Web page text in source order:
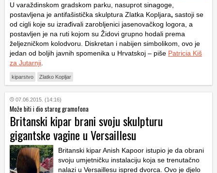
U varaždinskom gradskom parku, nasuprot sinagoge,
postavljena je antifašistička skulptura Zlatka Kopljara, sastoji se
od cigli koje su izrađivali zarobljenici jasenovačkog logora, a
postavljen je na ruti kojom su Židovi grupno hodali prema
željezničkom kolodvoru. Diskretan i nabijen simbolikom, ovo je
jedan od boljih javnih spomenika u Hrvatskoj – piše Patricia Kiš
za Jutarnji
kiparstvo Zlatko Kopljar
07.06.2015. (14:16)
Može biti i dio starog gramofona
Britanski kipar brani svoju skulpturu
gigantske vagine u Versaillesu
Britanski kipar Anish Kapoor istupio je da obrani
svoju umjetničku instalaciju koja se trenutačno
nalazi u Versaillesu ispred dvorca. Ovo je djelo